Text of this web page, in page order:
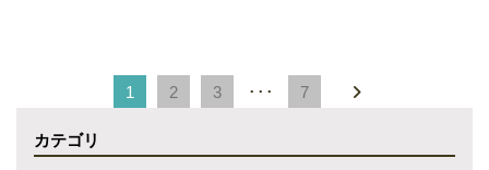
1 2 3 ･･･ 7
カテゴリ